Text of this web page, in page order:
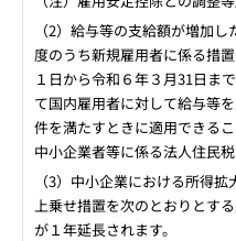
（2）給与等の支給額が増加
度のうち新規雇用者に係る措
１日から令和６年３月31日ま
て国内雇用者に対して給与等
件を満たすときに適用できる
中小企業者等に係る法人住民税
（3）中小企業における所得
上乗せ措置を次のとおりとす
が１年延長されます。